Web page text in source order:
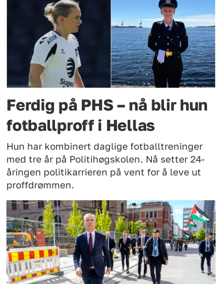
Ferdig på PHS – nå blir hun
fotballproff i Hellas
Hun har kombinert daglige fotballtreninger
med tre år på Politihøgskolen. Nå setter 24-
åringen politikarrieren på vent for å leve ut
proffdrømmen.